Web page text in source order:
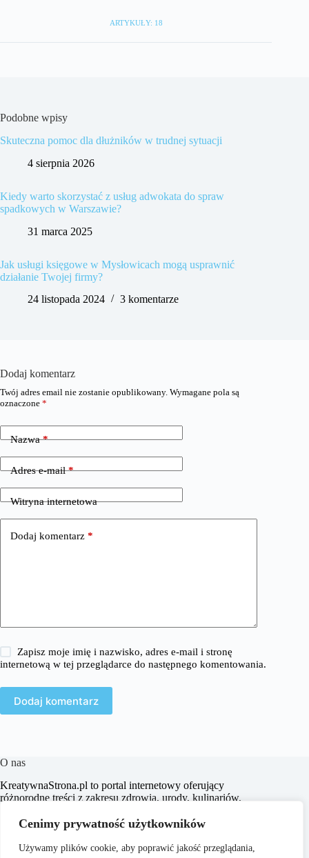
Cenimy prywatność użytkowników
Używamy plików cookie, aby poprawić jakość przeglądania,
ARTYKUŁY: 18
Podobne wpisy
Skuteczna pomoc dla dłużników w trudnej sytuacji
4 sierpnia 2026
Kiedy warto skorzystać z usług adwokata do spraw
spadkowych w Warszawie?
31 marca 2025
Jak usługi księgowe w Mysłowicach mogą usprawnić
działanie Twojej firmy?
24 listopada 2024
3 komentarze
Dodaj komentarz
Twój adres email nie zostanie opublikowany. Wymagane pola są
oznaczone *
Nazwa*
Adres e-mail*
Witryna internetowa
Dodaj komentarz *
Zapisz moje imię i nazwisko, adres e-mail i stronę
internetową w tej przeglądarce do następnego komentowania.
Dodaj komentarz
O nas
KreatywnaStrona.pl to portal internetowy oferujący
różnorodne treści z zakresu zdrowia, urody, kulinariów,
Naszym celem jest dostarczanie aktualnych informacji,
czytelników w codziennym życiu i podejmowaniu